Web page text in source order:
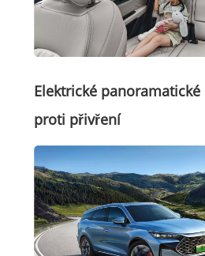
Elektrické
proti přivření